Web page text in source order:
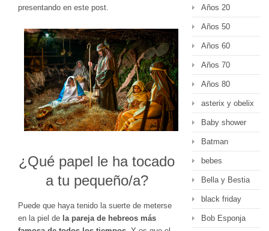
presentando en este post.
¿Qué papel le ha tocado
a tu pequeño/a?
Puede que haya tenido la suerte de meterse
en la piel de la pareja de hebreos más
Años 20
Años 50
Años 60
Años 70
Años 80
asterix y obelix
Baby shower
Batman
bebes
Bella y Bestia
black friday
Bob Esponja